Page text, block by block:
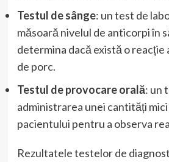
Testul de sânge: un test de
măsoară nivelul de anticorpi în
determina dacă există o reacție
de porc.
Testul de provocare orală: un
administrarea unei cantități
pacientului pentru a observa
Rezultatele testelor de